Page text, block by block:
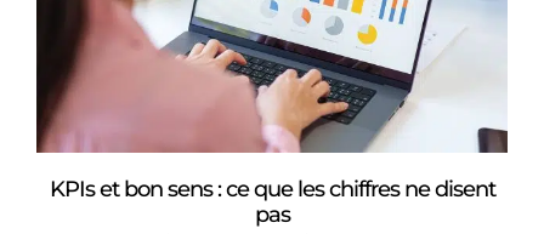
KPIs et bon sens : ce que les chiffres ne disent
pas